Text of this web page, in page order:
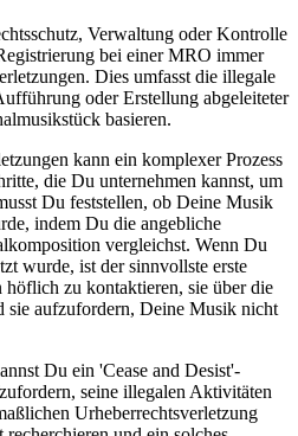
Verwaltung oder Kontrolle
bei einer MRO immer
Dies umfasst die illegale
oder Erstellung abgeleiteter
basieren.
kann ein komplexer Prozess
die Du unternehmen kannst, um
Du feststellen, ob Deine Musik
indem Du die angebliche
vergleichst. Wenn Du
wurde, ist der sinnvollste erste
höflich zu kontaktieren, sie über die
sie aufzufordern, Deine Musik nicht
Du ein 'Cease and Desist'-
seine illegalen Aktivitäten
Urheberrechtsverletzung